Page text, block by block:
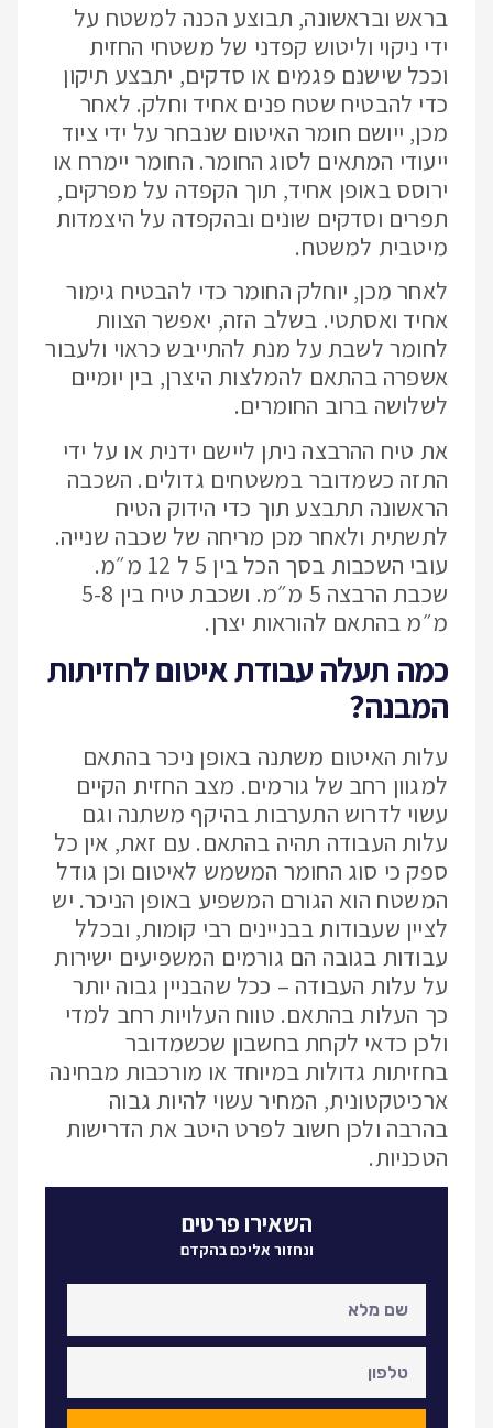
בראש ובראשונה, תבוצע הכנה למשטח על
ידי ניקוי וליטוש קפדני של משטחי החזית
וככל שישנם פגמים או סדקים, יתבצע תיקון
כדי להבטיח שטח פנים אחיד וחלק. לאחר
מכן, ייושם חומר האיטום שנבחר על ידי ציוד
ייעודי המתאים לסוג החומר. החומר יימרח או
ירוסס באופן אחיד, תוך הקפדה על מפרקים,
תפרים וסדקים שונים ובהקפדה על היצמדות
מיטבית למשטח.
לאחר מכן, יוחלק החומר כדי להבטיח גימור
אחיד ואסתטי. בשלב הזה, יאפשר הצוות
לחומר לשבת על מנת להתייבש כראוי ולעבור
אשפרה בהתאם להמלצות היצרן, בין יומיים
לשלושה ברוב החומרים.
את טיח ההרבצה ניתן ליישם ידנית או על ידי
התזה כשמדובר במשטחים גדולים. השכבה
הראשונה תתבצע תוך כדי הידוק הטיח
לתשתית ולאחר מכן מריחה של שכבה שנייה.
עובי השכבות בסך הכל בין 5 ל 12 מ״מ.
שכבת הרבצה 5 מ״מ. ושכבת טיח בין 5-8
מ״מ בהתאם להוראות יצרן.
כמה תעלה עבודת איטום לחזיתות
המבנה?
עלות האיטום משתנה באופן ניכר בהתאם
למגוון רחב של גורמים. מצב החזית הקיים
עשוי לדרוש התערבות בהיקף משתנה וגם
עלות העבודה תהיה בהתאם. עם זאת, אין כל
ספק כי סוג החומר המשמש לאיטום וכן גודל
המשטח הוא הגורם המשפיע באופן הניכר. יש
לציין שעבודות בבניינים רבי קומות, ובכלל
עבודות בגובה הם גורמים המשפיעים ישירות
על עלות העבודה – ככל שהבניין גבוה יותר
כך העלות בהתאם. טווח העלויות רחב למדי
ולכן כדאי לקחת בחשבון שכשמדובר
בחזיתות גדולות במיוחד או מורכבות מבחינה
ארכיטקטונית, המחיר עשוי להיות גבוה
בהרבה ולכן חשוב לפרט היטב את הדרישות
הטכניות.
השאירו פרטים
ונחזור אליכם בהקדם